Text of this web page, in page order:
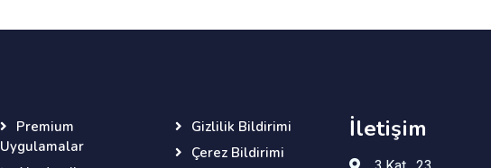
Premium
Uygulamalar
Gizlilik Bildirimi
Çerez Bildirimi
İletişim